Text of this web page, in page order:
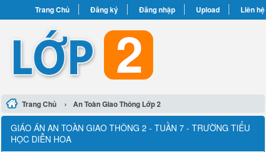
Trang Chủ Đăng ký Đăng nhập Upload Liên hệ
Trang Chủ › An Toàn Giao Thông Lớp 2
GIÁO ÁN AN TOÀN GIAO THÔNG 2 - TUẦN 7 - TRƯỜNG TIỂU
HỌC DIỄN HOA